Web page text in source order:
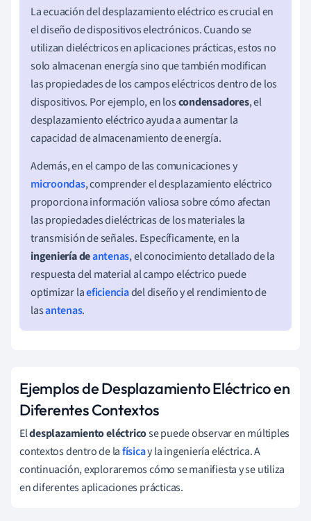
La ecuación del desplazamiento eléctrico es crucial en
el diseño de dispositivos electrónicos. Cuando se
utilizan dieléctricos en aplicaciones prácticas, estos no
solo almacenan energía sino que también modifican
las propiedades de los campos eléctricos dentro de los
dispositivos. Por ejemplo, en loscondensadores, el
desplazamiento eléctrico ayuda a aumentar la
capacidad de almacenamiento de energía.
Además, en el campo de las comunicaciones y
microondas, comprender el desplazamiento eléctrico
proporciona información valiosa sobre cómo afectan
las propiedades dieléctricas de los materiales la
transmisión de señales. Específicamente, en la
ingeniería deantenas, el conocimiento detallado de la
respuesta del material al campo eléctrico puede
optimizar laeficienciadel diseño y el rendimiento de
lasantenas.
Ejemplos de Desplazamiento Eléctrico en
Diferentes Contextos
Eldesplazamiento eléctricose puede observar en múltiples
contextos dentro de lafísicay la ingeniería eléctrica. A
continuación, exploraremos cómo se manifiesta y se utiliza
en diferentes aplicaciones prácticas.